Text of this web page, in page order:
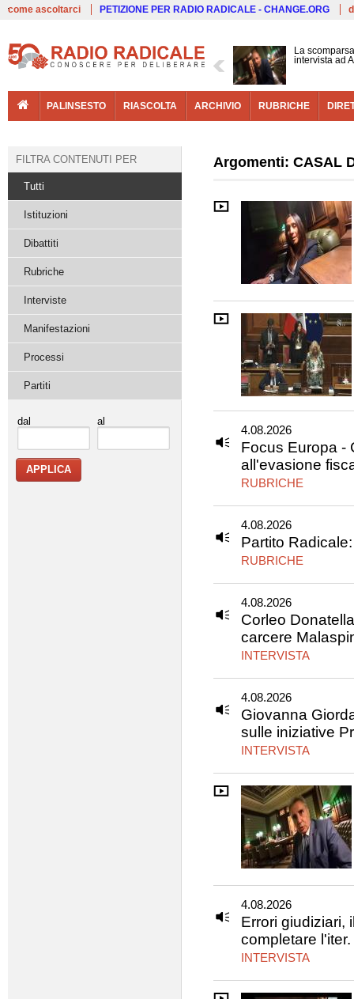
come ascoltarci PETIZIONE PER RADIO RADICALE - CHANGE.ORG
La
intervista ad
PALINSESTO RIASCOLTA ARCHIVIO RUBRICHE
Argomenti: CASAL
4.08.2026
Focus Europa -
all'evasione
RUBRICHE
4.08.2026
Partito
RUBRICHE
4.08.2026
Corleo
carcere
INTERVISTA
4.08.2026
Giovanna
sulle iniziative
INTERVISTA
4.08.2026
Errori giudiziari,
completare
INTERVISTA
FILTRA CONTENUTI PER
Tutti
Istituzioni
Dibattiti
Rubriche
Interviste
Manifestazioni
Processi
Partiti
dal al